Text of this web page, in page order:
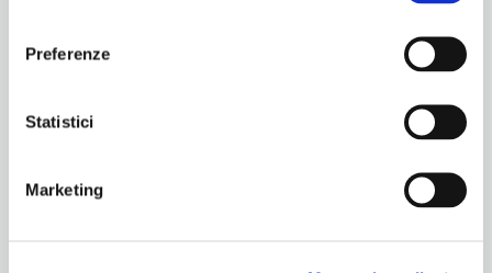
Preferenze
Statistici
Marketing
METRO
ORARI DI APERTURA